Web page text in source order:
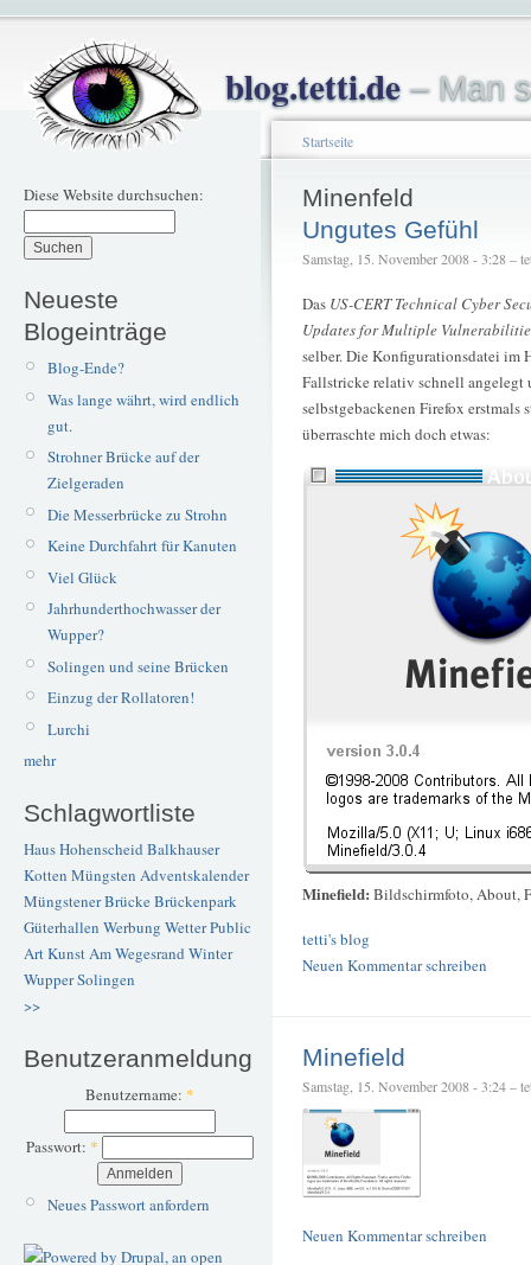
blog.tetti.de– Man
Diese Website durchsuchen:
Neueste
Blogeinträge
Blog-Ende?
Was lange währt, wird endlich
gut.
Strohner Brücke auf der
Zielgeraden
Die Messerbrücke zu Strohn
Keine Durchfahrt für Kanuten
Viel Glück
Jahrhunderthochwasser der
Wupper?
Solingen und seine Brücken
Einzug der Rollatoren!
Lurchi
mehr
Schlagwortliste
Haus Hohenscheid Balkhauser
Kotten Müngsten Adventskalender
Müngstener BrückeBrückenpark
Güterhallen Werbung WetterPublic
ArtKunstAm Wegesrand Winter
WupperSolingen
>>
Benutzeranmeldung
Benutzername: *
Passwort: *
Neues Passwort anfordern
Startseite
Minenfeld
Ungutes Gefühl
Samstag, 15. November 2008 - 3:28 –
Das US-CERT Technical Cyber
Updates for Multiple
selber. Die Konfigurationsdatei im
Fallstricke relativ schnell angelegt
selbstgebackenen Firefox erstmals
überraschte mich doch etwas:
Minefield: Bildschirmfoto, About,
tetti's blog
Neuen Kommentar schreiben
Minefield
Samstag, 15. November 2008 - 3:24 –
Neuen Kommentar schreiben